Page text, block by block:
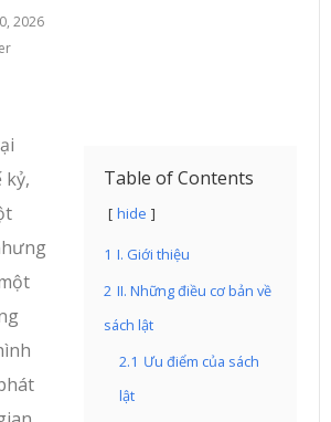
2026
Table of Contents
hide
1 I. Giới thiệu
2 II. Những điều cơ bản về
sách lật
2.1 Ưu điểm của sách
lật